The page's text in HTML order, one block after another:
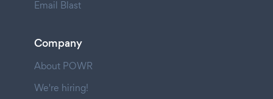
Email Blast
Company
About POWR
We're hiring!